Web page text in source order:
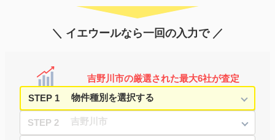
＼ イエウールなら一回の入力で ／
吉野川市の厳選された最大6社が査定
STEP 1
STEP 2